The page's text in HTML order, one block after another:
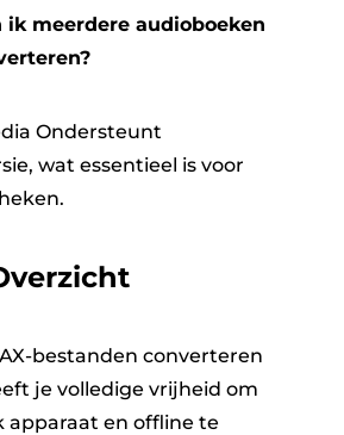
ik meerdere audioboeken
Ondersteunt
wat essentieel is voor
bestanden converteren
je volledige vrijheid om
apparaat en offline te